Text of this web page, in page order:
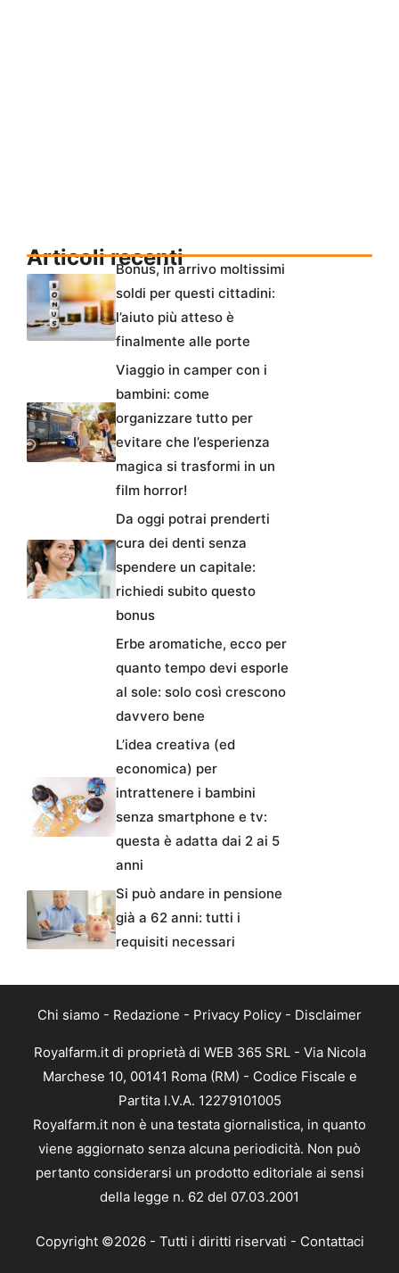
Articoli recentiBonus, in arrivo moltissimi
soldi per questi cittadini:
l’aiuto più atteso è
finalmente alle porte
Viaggio in camper con i
bambini: come
organizzare tutto per
evitare che l’esperienza
magica si trasformi in un
film horror!
Da oggi potrai prenderti
cura dei denti senza
spendere un capitale:
richiedi subito questo
bonus
Erbe aromatiche, ecco per
quanto tempo devi esporle
al sole: solo così crescono
davvero bene
L’idea creativa (ed
economica) per
intrattenere i bambini
senza smartphone e tv:
questa è adatta dai 2 ai 5
anni
Si può andare in pensione
già a 62 anni: tutti i
requisiti necessari
Chi siamo - Redazione - Privacy Policy - Disclaimer
Royalfarm.it di proprietà di WEB 365 SRL - Via Nicola
Marchese 10, 00141 Roma (RM) - Codice Fiscale e
Partita I.V.A. 12279101005
Royalfarm.it non è una testata giornalistica, in quanto
viene aggiornato senza alcuna periodicità. Non può
pertanto considerarsi un prodotto editoriale ai sensi
della legge n. 62 del 07.03.2001
Copyright ©2026 - Tutti i diritti riservati - Contattaci